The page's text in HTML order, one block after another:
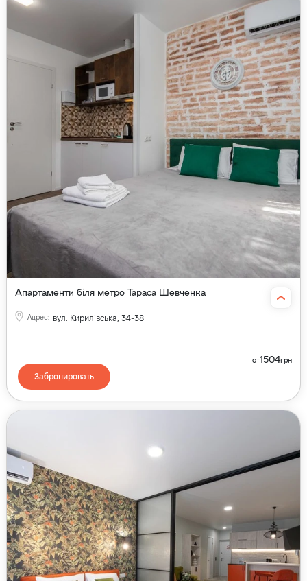
Апартаменти біля метро Тараса Шевченка
Адрес: вул. Кирилівська, 34-38
от1504грн
Забронировать